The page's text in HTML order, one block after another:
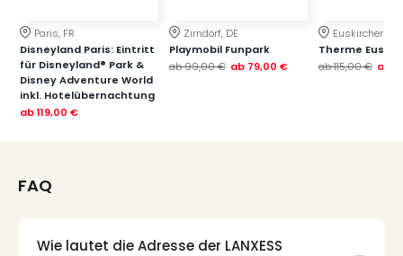
Paris, FR
Disneyland Paris: Eintritt
für Disneyland® Park &
Disney Adventure World
inkl. Hotelübernachtung
ab119,00 €
Zirndorf, DE
Playmobil Funpark
ab99,00 € ab 79,00 €
Euskirchen, DE
Therme
ab115,00 € ab
FAQ
Wie lautet die Adresse der LANXESS